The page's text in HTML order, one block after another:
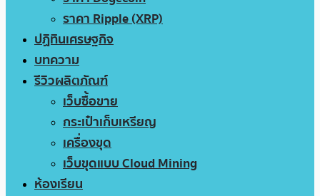
ราคา Ripple (XRP)
ปฏิทินเศรษฐกิจ
บทความ
รีวิวผลิตภัณฑ์
เว็บซื้อขาย
กระเป๋าเก็บเหรียญ
เครื่องขุด
เว็บขุดแบบ Cloud Mining
ห้องเรียน